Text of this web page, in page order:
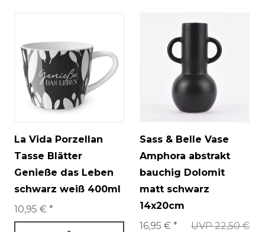
La Vida Porzellan
Tasse Blätter
Genieße das Leben
schwarz weiß 400ml
10,95 € *
Sass & Belle Vase
Amphora abstrakt
bauchig Dolomit
matt schwarz
14x20cm
UVP 22,50 €
16,95 € *